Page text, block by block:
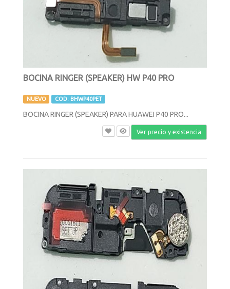
BOCINA RINGER (SPEAKER) HW P40 PRO
NUEVO COD: BHWP40PET
BOCINA RINGER (SPEAKER) PARA HUAWEI P40 PRO...
Ver precio y existencia